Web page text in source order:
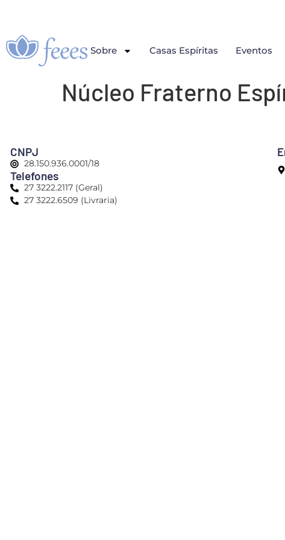
Sobre Casas Espíritas Eventos
Núcleo Fraterno
CNPJ
28.150.936.0001/18
Telefones
27 3222.2117 (Geral)
27 3222.6509 (Livraria)